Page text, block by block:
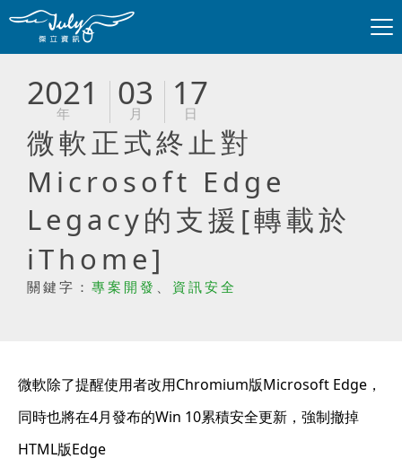
2021
年 03
月 17
日
微軟正式終止對
Microsoft Edge
Legacy的支援[轉載於
iThome]
關鍵字： 專案開發 、 資訊安全
微軟除了提醒使用者改用Chromium版Microsoft Edge，
同時也將在4月發布的Win 10累積安全更新，強制撤掉
HTML版Edge